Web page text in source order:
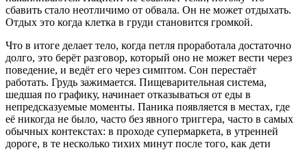
сбавить стало неотличимо от обвала. Он не может отдыхать.
Отдых это когда клетка в груди становится громкой.
Что в итоге делает тело, когда петля проработала достаточно
долго, это берёт разговор, который оно не может вести через
поведение, и ведёт его через симптом. Сон перестаёт
работать. Грудь зажимается. Пищеварительная система,
шедшая по графику, начинает отказываться от еды в
непредсказуемые моменты. Паника появляется в местах, где
её никогда не было, часто без явного триггера, часто в самых
обычных контекстах: в проходе супермаркета, в утренней
дороге, в те несколько тихих минут после того, как дети